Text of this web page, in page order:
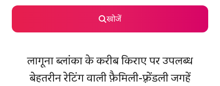
खोजें
लागूना ब्लांका के करीब किराए पर उपलब्ध
बेहतरीन रेटिंग वाली फ़ैमिली-फ़्रेंडली जगहें